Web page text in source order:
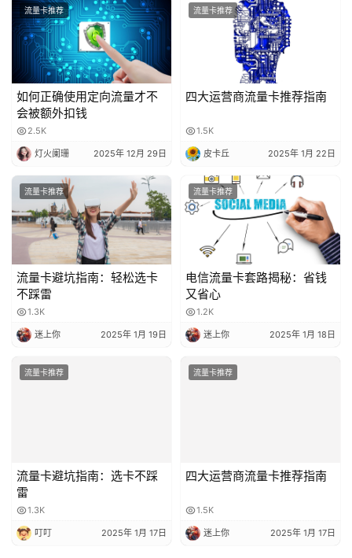
流量卡推荐
如何正确使用定向流量才不
会被额外扣钱
2.5K
灯火阑珊 2025年 12月 29日
流量卡推荐
四大运营商流量卡推荐指南
1.5K
皮卡丘 2025年 1月 22日
流量卡推荐
流量卡避坑指南：轻松选卡
不踩雷
1.3K
迷上你 2025年 1月 19日
流量卡推荐
电信流量卡套路揭秘：省钱
又省心
1.2K
迷上你 2025年 1月 18日
流量卡推荐
雷
叮叮
流量卡推荐
四大运营商流量卡推荐指南
1.5K
迷上你 2025年 1月 17日